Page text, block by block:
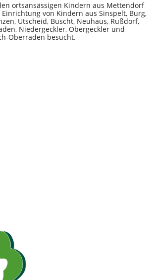
ortsansässigen Kindern aus Mettendorf
von Kindern aus Sinspelt, Burg,
Utscheid, Buscht, Neuhaus, Rußdorf,
Niedergeckler, Obergeckler und
Oberraden besucht.